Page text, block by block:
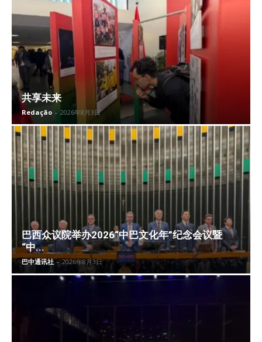
共享未来
Redação - 2026年8月3日
巴西众议院举办2026“中巴文化年”纪念会议暨
“中...
巴中通讯社 - 2026年8月3日